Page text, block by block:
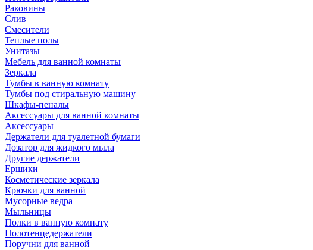
Раковины
Слив
Смесители
Теплые полы
Унитазы
Мебель для ванной комнаты
Зеркала
Тумбы в ванную комнату
Тумбы под стиральную машину
Шкафы-пеналы
Аксессуары для ванной комнаты
Аксессуары
Держатели для туалетной бумаги
Дозатор для жидкого мыла
Другие держатели
Ершики
Косметические зеркала
Крючки для ванной
Мусорные ведра
Мыльницы
Полки в ванную комнату
Полотенцедержатели
Поручни для ванной